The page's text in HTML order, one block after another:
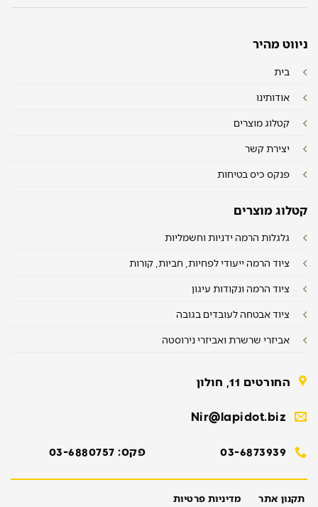
ניווט מהיר
בית
אודותינו
קטלוג מוצרים
יצירת קשר
פנקס כיס בטיחות
קטלוג מוצרים
גלגלות הרמה ידניות וחשמליות
ציוד הרמה ייעודי לפחיות, חביות, קורות
ציוד הרמה ונקודות עיגון
ציוד אבטחה לעובדים בגובה
אביזרי שרשרת ואביזרי נירוסטה
החורטים 11, חולון
Nir@lapidot.biz
03-6873939 פקס: 03-6880757
תקנון אתר מדיניות פרטיות